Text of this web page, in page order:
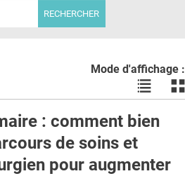
Mode d'affichage :
Voir
les
en
liste
les
: comment bien
de soins et
pour augmenter